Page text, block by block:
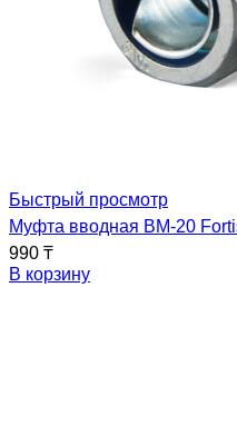
Быстрый просмотр
Муфта вводная ВМ-20
990 ₸
В корзину